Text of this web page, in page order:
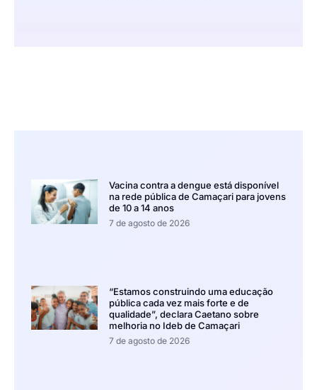
Vacina contra a dengue está disponível
na rede pública de Camaçari para jovens
de 10 a 14 anos
7 de agosto de 2026
“Estamos construindo uma educação
pública cada vez mais forte e de
qualidade”, declara Caetano sobre
melhoria no Ideb de Camaçari
7 de agosto de 2026